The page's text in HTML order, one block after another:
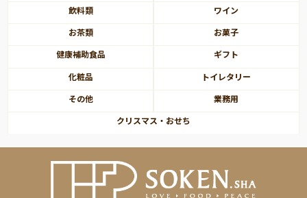
飲料類 ワイン
お茶類 お菓子
健康補助食品 ギフト
化粧品 トイレタリー
その他 業務用
クリスマス・おせち